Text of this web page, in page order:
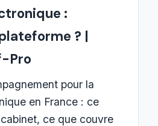
:
? |
Pro
pour la
en France : ce
ce que couvre